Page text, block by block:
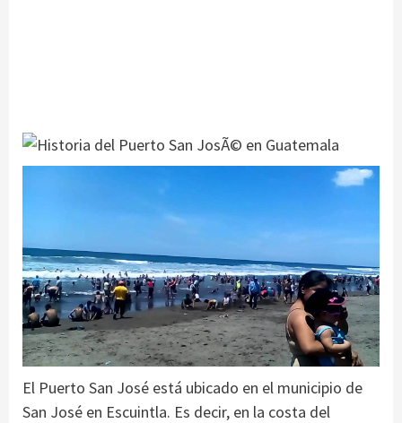
El Puerto San José está ubicado en el municipio de
San José en Escuintla. Es decir, en la costa del